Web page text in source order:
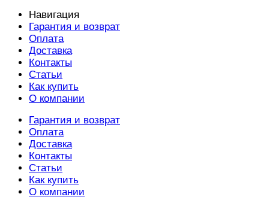
Навигация
Гарантия и возврат
Оплата
Доставка
Контакты
Статьи
Как купить
О компании
Гарантия и возврат
Оплата
Доставка
Контакты
Статьи
Как купить
О компании